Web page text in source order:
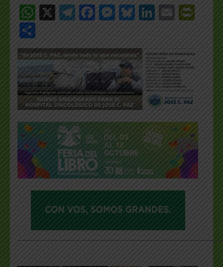
WhatsApp
X Telegram
Facebook
Messenger
Bluesky
LinkedIn
Email